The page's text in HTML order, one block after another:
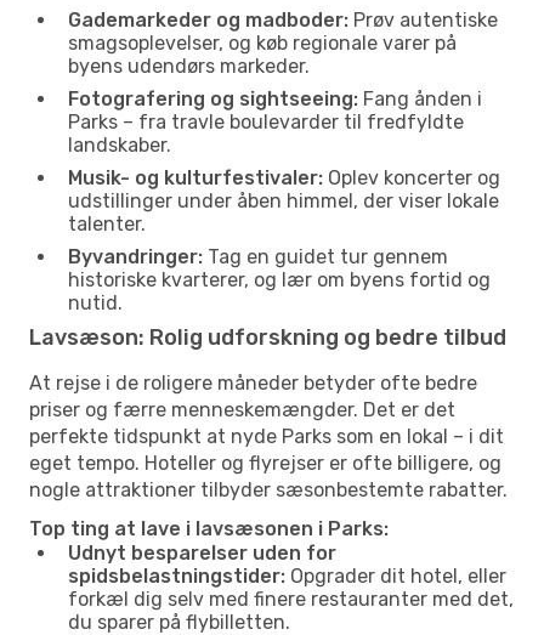
Gademarkeder og madboder: Prøv autentiske
smagsoplevelser, og køb regionale varer på
byens udendørs markeder.
Fotografering og sightseeing: Fang ånden i
Parks – fra travle boulevarder til fredfyldte
landskaber.
Musik- og kulturfestivaler: Oplev koncerter og
udstillinger under åben himmel, der viser lokale
talenter.
Byvandringer: Tag en guidet tur gennem
historiske kvarterer, og lær om byens fortid og
nutid.
Lavsæson: Rolig udforskning og bedre tilbud
At rejse i de roligere måneder betyder ofte bedre
priser og færre menneskemængder. Det er det
perfekte tidspunkt at nyde Parks som en lokal – i dit
eget tempo. Hoteller og flyrejser er ofte billigere, og
nogle attraktioner tilbyder sæsonbestemte rabatter.
Top ting at lave i lavsæsonen i Parks:
Udnyt besparelser uden for
spidsbelastningstider: Opgrader dit hotel, eller
forkæl dig selv med finere restauranter med det,
du sparer på flybilletten.